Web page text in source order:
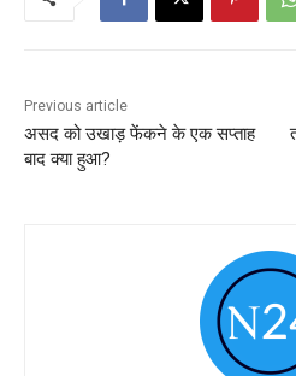
Previous article
असद को उखाड़ फेंकने के एक सप्ताह
बाद क्या हुआ?